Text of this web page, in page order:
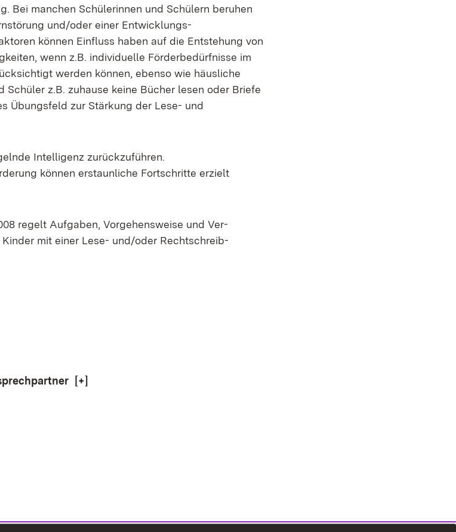
Bei manchen Schülerinnen und Schülern beruhen
und/oder einer Entwicklungs-
können Einfluss haben auf die Entstehung von
wenn z.B. individuelle Förderbedürfnisse im
werden können, ebenso wie häusliche
Schüler z.B. zuhause keine Bücher lesen oder Briefe
Übungsfeld zur Stärkung der Lese- und
Intelligenz zurückzuführen.
können erstaunliche Fortschritte erzielt
regelt Aufgaben, Vorgehensweise und Ver-
mit einer Lese- und/oder Rechtschreib-
[+]